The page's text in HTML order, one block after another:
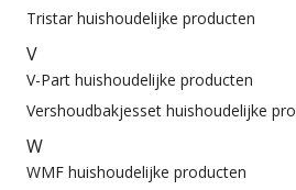
Tristar huishoudelijke producten
V
V-Part huishoudelijke producten
Vershoudbakjesset huishoudelijke
W
WMF huishoudelijke producten